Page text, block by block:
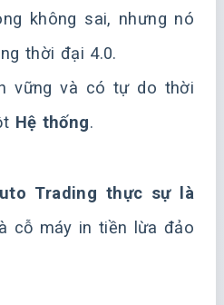
không sai, nhưng nó
thời đại 4.0.
vững và có tự do thời
Hệ thống.
Trading thực sự là
cỗ máy in tiền lừa đảo